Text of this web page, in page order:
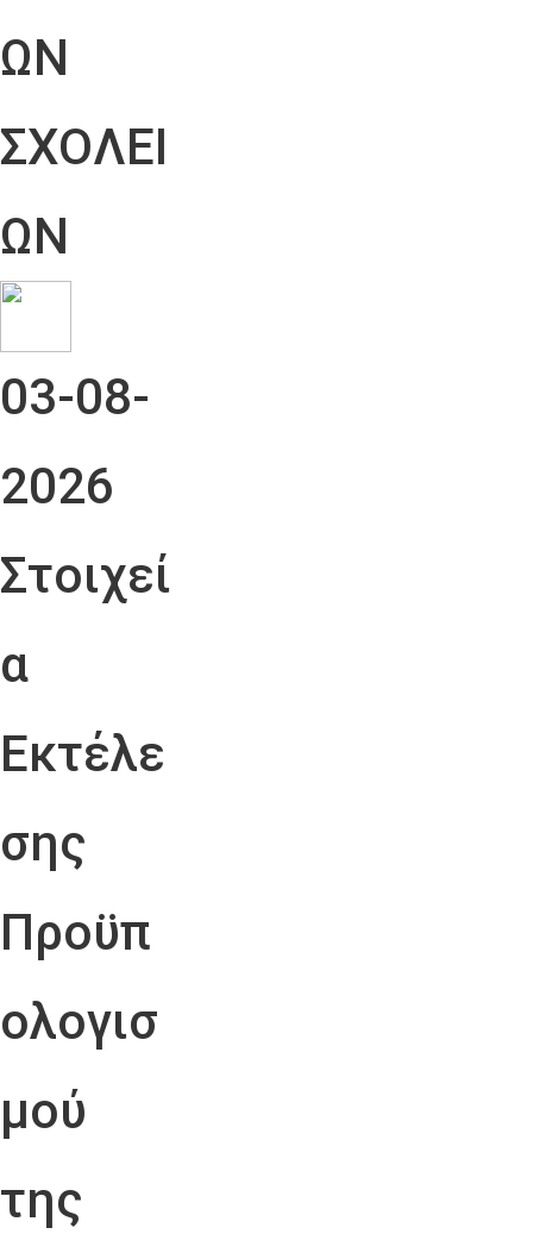
ΩΝ
ΣΧΟΛΕΙ
ΩΝ
03-08-
2026
Στοιχεί
α
Εκτέλε
σης
Προϋπ
ολογισ
μού
της